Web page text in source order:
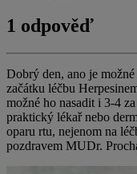
1 odpověď
Dobrý den, ano je
začátku léčbu
možné ho nasadit i 3-4
praktický lékař nebo
oparu rtu, nejenom na
pozdravem MUDr.